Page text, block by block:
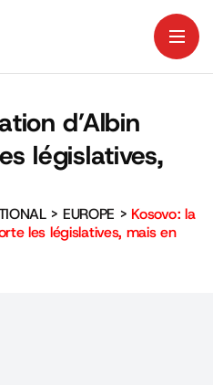
d’Albin
législatives,
> EUROPE > Kosovo : la
les législatives, mais en